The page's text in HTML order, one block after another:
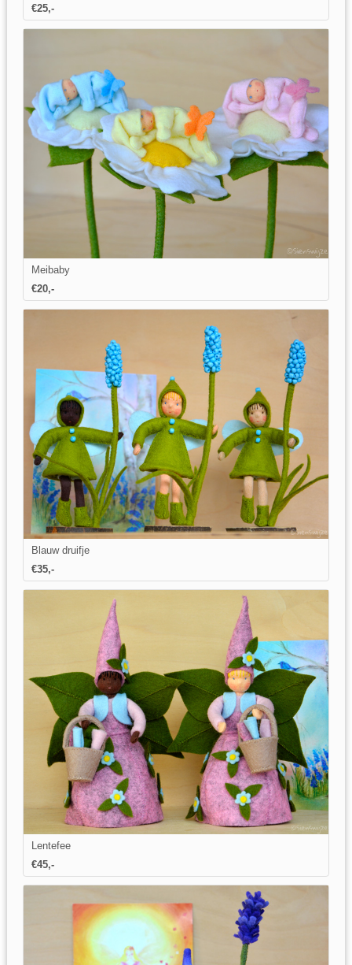
€25,-
Meibaby
€20,-
Blauw druifje
€35,-
Lentefee
€45,-